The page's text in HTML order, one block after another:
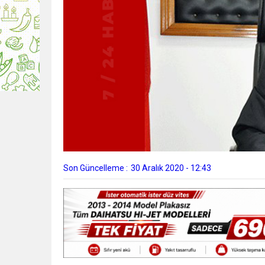
Son Güncelleme : 30 Aralık 2020 - 12:43